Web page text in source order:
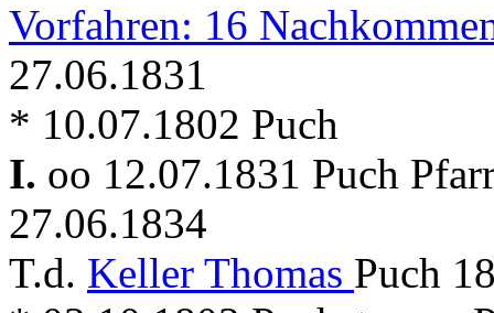
Vorfahren: 16
27.06.1831
* 10.07.1802 Puch
I. oo 12.07.1831 Puch
27.06.1834
T.d. Keller Thomas Puch